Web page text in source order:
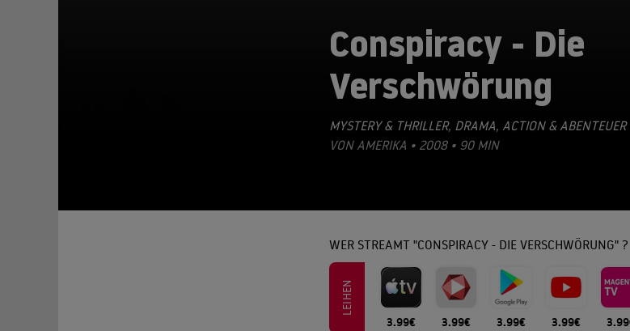
Conspiracy - Die
Verschwörung
MYSTERY & THRILLER, DRAMA, ACTION & ABENTEUER
VON AMERIKA • 2008 • 90 MIN
WER STREAMT "CONSPIRACY - DIE VERSCHWÖRUNG" ?
LEIHEN
3.99€ 3.99€ 3.99€ 3.99€